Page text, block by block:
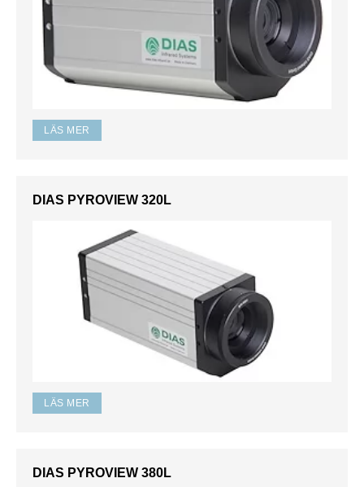
LÄS MER
DIAS PYROVIEW 320L
LÄS MER
DIAS PYROVIEW 380L